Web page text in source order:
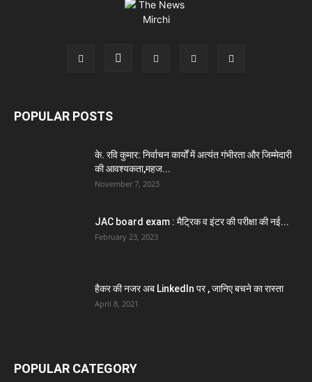
POPULAR POSTS
के. रवि कुमार: निर्वाचन कार्यों में अत्यंत गंभीरता और जिम्मेदारी
की आवश्यकता,महज...
November 7, 2023
JAC board exam : मैट्रिक व इंटर की परीक्षा की नई...
February 23, 2023
हैकर की नजर अब LinkedIn पर , जानिए बचने का रास्ता
April 8, 2021
POPULAR CATEGORY